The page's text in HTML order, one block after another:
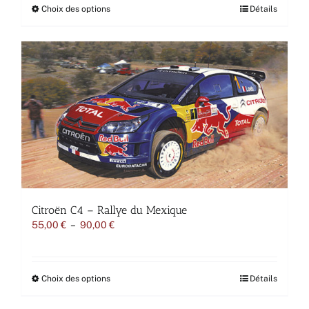
Choix des optionsCe
plusieurs
variations.
Les
options
peuvent
être
choisies
sur
la
page
du
produit
Détails
Citroën C4 – Rallye du Mexique
55,00 € – 90,00 €Plage
Choix des optionsCe
Détails